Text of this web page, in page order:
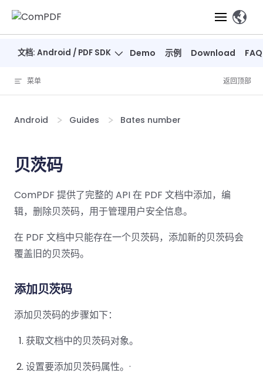
Skip to content
产品
ComPDF
SDK
验
Web
服务器端
Java
SDK
SDK
SDK
iOS SDK
ComPDF
Cloud
API
部署
ComPDF
解析
抽取
PDF
查看
器
注
释
文档
编辑
签名
表单
安全
PDF/A,
PDF/E,
PDF/UA
测量
压缩
解决方案
智能文档处理
概览
析
取
AI
DocSlight
方案
筑
融
教
育
印
在线工具
开发者
ComPDF
SDK 指南
Web 指
南
Mac 指南
移动端
ComPDF
文档: Android / PDF SDK Demo 示例 Download FAQ
、
菜单 返回顶部
Android Guides Bates number
贝茨码
ComPDF 提供了完整的 API 在 PDF 文档中添加，编
辑，删除贝茨码，用于管理用户安全信息。
在 PDF 文档中只能存在一个贝茨码，添加新的贝茨码会
覆盖旧的贝茨码。
添加贝茨码
添加贝茨码的步骤如下：
获取文档中的贝茨码对象。
设置要添加贝茨码属性。·